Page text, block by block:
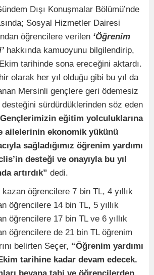
Dışı Konuşmalar Bölümü’nde
Sosyal Hizmetler Dairesi
öğrencilere verilen ‘Öğrenim
hakkında kamuoyunu bilgilendirip,
tarihinde sona ereceğini aktardı.
olarak her yıl olduğu gibi bu yıl da
Mersinli gençlere geri ödemesiz
desteğini sürdürdüklerinden söz eden
eğitim yolculuklarına
ailelerinin ekonomik yükünü
sağladığımız öğrenim yardımı
desteği ve onayıyla bu yıl
artırdık” dedi.
kazan öğrencilere 7 bin TL, 4 yıllık
öğrencilere 14 bin TL, 5 yıllık
öğrencilere 17 bin TL ve 6 yıllık
öğrencilere de 21 bin TL öğrenim
belirten Seçer, “Öğrenim yardımı
tarihine kadar devam edecek.